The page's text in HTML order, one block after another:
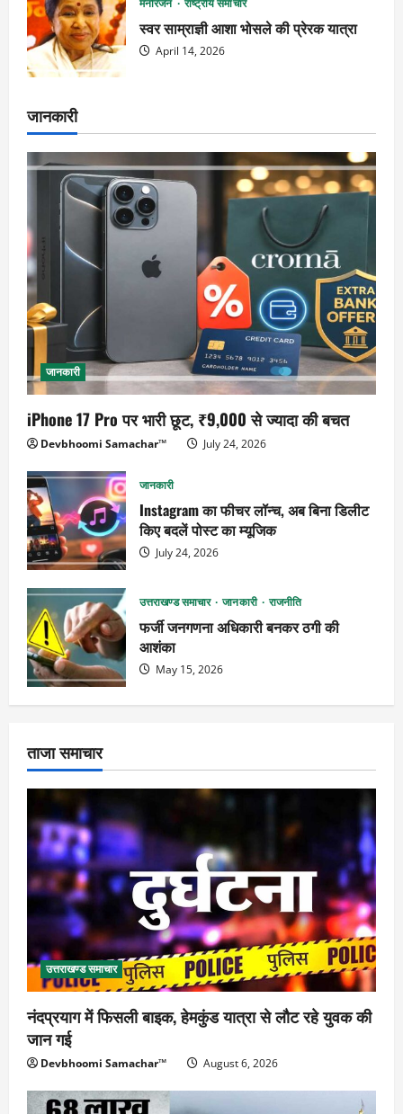
स्वर साम्राज्ञी आशा भोसले की प्रेरक यात्रा
April 14, 2026
जानकारी
जानकारी
iPhone 17 Pro पर भारी छूट, ₹9,000 से ज्यादा की बचत
Devbhoomi Samachar™ July 24, 2026
जानकारी
Instagram का फीचर लॉन्च, अब बिना डिलीट
किए बदलें पोस्ट का म्यूजिक
July 24, 2026
उत्तराखण्ड समाचार जानकारी राजनीति
फर्जी जनगणना अधिकारी बनकर ठगी की
आशंका
May 15, 2026
ताजा समाचार
उत्तराखण्ड समाचार
नंदप्रयाग में फिसली बाइक, हेमकुंड यात्रा से लौट रहे युवक की
जान गई
Devbhoomi Samachar™ August 6, 2026